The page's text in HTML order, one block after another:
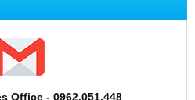
Office - 0962.051.448